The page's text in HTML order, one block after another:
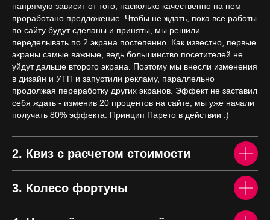
напрямую зависит от того, насколько качественно на нем
проработано предложение. Чтобы не ждать, пока все работы
по сайту будут сделаны и приняты, мы решили
переделывать по 2 экрана постепенно. Как известно, первые
экраны самые важные, ведь большинство посетителей не
уйдут дальше второго экрана. Поэтому мы внесли изменения
в дизайн и УТП и запустили рекламу, параллельно
продолжая переработку других экранов. Эффект не заставил
себя ждать - изменив 20 процентов на сайте, мы уже начали
получать 80% эффекта. Принцип Парето в действии :)
2. Квиз с расчетом стоимости
3. Колесо фортуны
Как с вами связаться?
кнопку, я подтверждаю, что
ознакомлен с
конфиденциальности сайтаи даю
согласие на обработку моих
персональных данных